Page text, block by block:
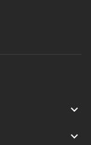
keyboard_arrow_down
keyboard_arrow_down